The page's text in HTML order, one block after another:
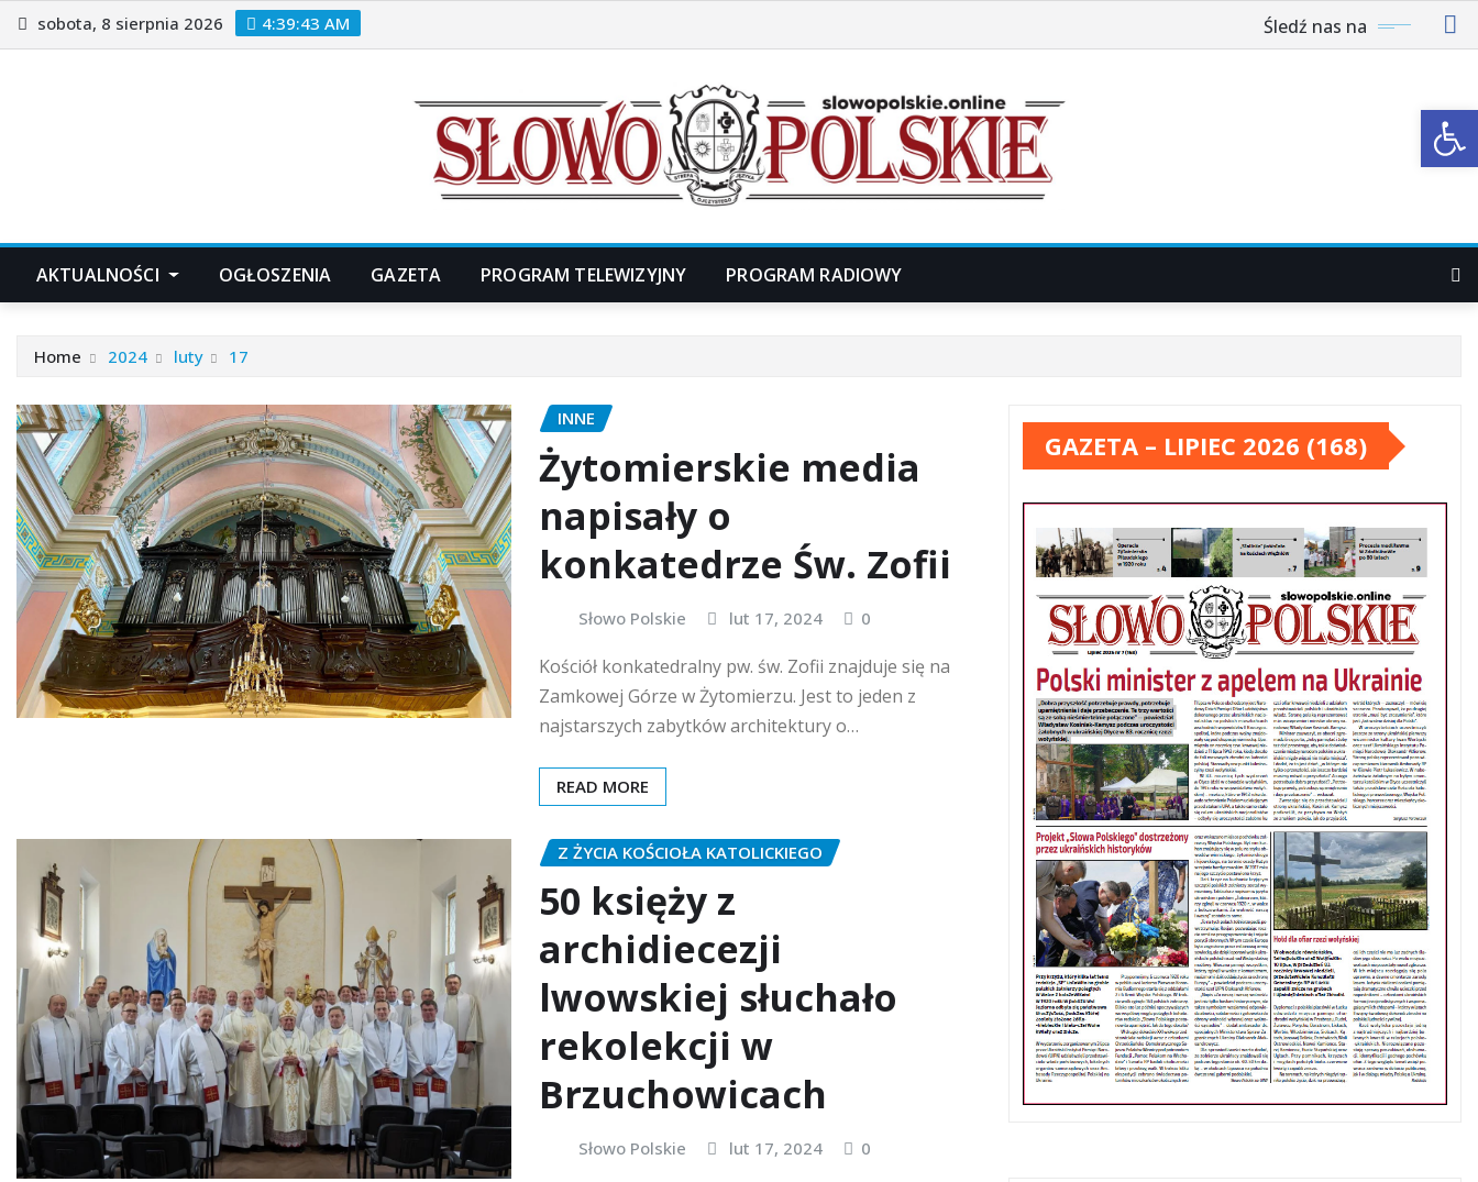
Skip
to
sobota, 8 sierpnia 2026 4:39:44 AM Śledź nas na
AKTUALNOŚCI OGŁOSZENIA GAZETA PROGRAM TELEWIZYJNY PROGRAM RADIOWY
Home 2024 luty 17
INNE
Żytomierskie media
napisały o
konkatedrze Św. Zofii
Słowo Polskie lut 17, 2024 0
Kościół konkatedralny pw. św. Zofii znajduje się na
Zamkowej Górze w Żytomierzu. Jest to jeden z
najstarszych zabytków architektury o…
READ MORE
Z ŻYCIA KOŚCIOŁA KATOLICKIEGO
50 księży z
archidiecezji
lwowskiej słuchało
rekolekcji w
Brzuchowicach
Słowo Polskie lut 17, 2024 0
GAZETA – LIPIEC 2026 (168)